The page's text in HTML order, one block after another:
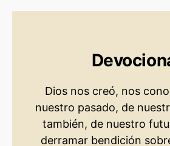
Dios nos creó, nos
nuestro pasado, de
también, de nuestro
derramar bendición